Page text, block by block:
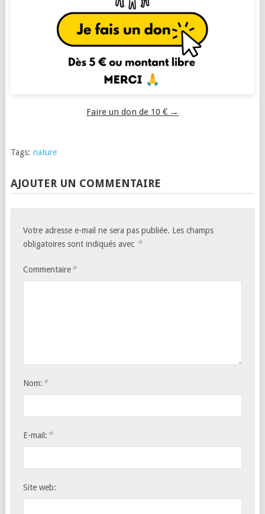
Faire un don de 10 € →
Tags: nature
AJOUTER UN COMMENTAIRE
Votre adresse e-mail ne sera pas publiée. Les champs
obligatoires sont indiqués avec *
Commentaire*
Nom: *
E-mail: *
Site web: